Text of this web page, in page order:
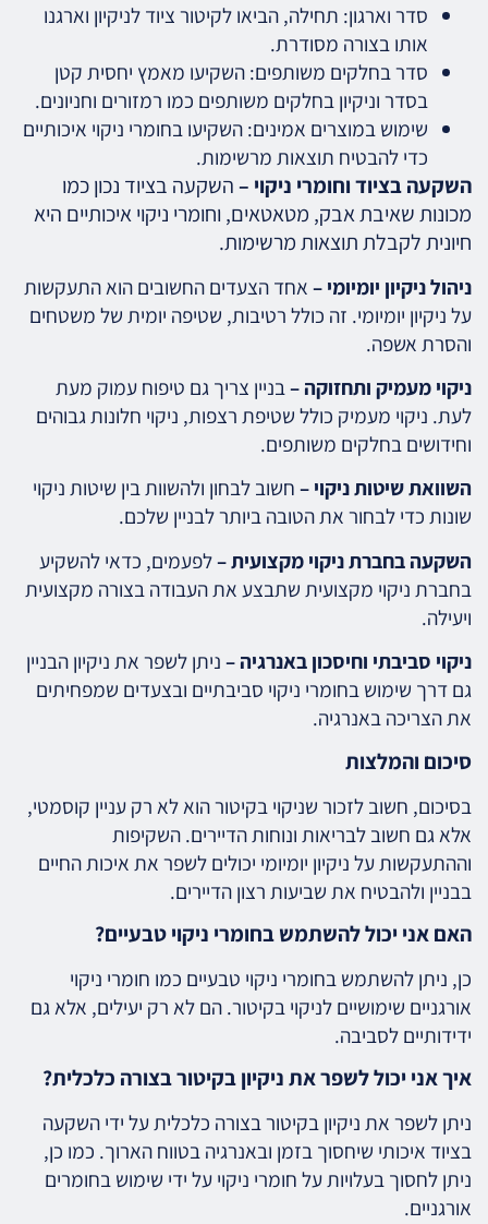
סדר וארגון: תחילה, הביאו לקיטור ציוד לניקיון וארגנו
אותו בצורה מסודרת.
סדר בחלקים משותפים: השקיעו מאמץ יחסית קטן
בסדר וניקיון בחלקים משותפים כמו רמזורים וחניונים.
שימוש במוצרים אמינים: השקיעו בחומרי ניקוי איכותיים
כדי להבטיח תוצאות מרשימות.
השקעה בציוד וחומרי ניקוי –השקעה בציוד נכון כמו
מכונות שאיבת אבק, מטאטאים, וחומרי ניקוי איכותיים היא
חיונית לקבלת תוצאות מרשימות.
ניהול ניקיון יומיומי –אחד הצעדים החשובים הוא התעקשות
על ניקיון יומיומי. זה כולל רטיבות, שטיפה יומית של משטחים
והסרת אשפה.
ניקוי מעמיק ותחזוקה –בניין צריך גם טיפוח עמוק מעת
לעת. ניקוי מעמיק כולל שטיפת רצפות, ניקוי חלונות גבוהים
וחידושים בחלקים משותפים.
השוואת שיטות ניקוי –חשוב לבחון ולהשוות בין שיטות ניקוי
שונות כדי לבחור את הטובה ביותר לבניין שלכם.
השקעה בחברת ניקוי מקצועית –לפעמים, כדאי להשקיע
בחברת ניקוי מקצועית שתבצע את העבודה בצורה מקצועית
ויעילה.
ניקוי סביבתי וחיסכון באנרגיה –ניתן לשפר את ניקיון הבניין
גם דרך שימוש בחומרי ניקוי סביבתיים ובצעדים שמפחיתים
את הצריכה באנרגיה.
סיכום והמלצות
בסיכום, חשוב לזכור שניקוי בקיטור הוא לא רק עניין קוסמטי,
אלא גם חשוב לבריאות ונוחות הדיירים. השקיפות
וההתעקשות על ניקיון יומיומי יכולים לשפר את איכות החיים
בבניין ולהבטיח את שביעות רצון הדיירים.
האם אני יכול להשתמש בחומרי ניקוי טבעיים?
כן, ניתן להשתמש בחומרי ניקוי טבעיים כמו חומרי ניקוי
אורגניים שימושיים לניקוי בקיטור. הם לא רק יעילים, אלא גם
ידידותיים לסביבה.
איך אני יכול לשפר את ניקיון בקיטור בצורה כלכלית?
ניתן לשפר את ניקיון בקיטור בצורה כלכלית על ידי השקעה
בציוד איכותי שיחסוך בזמן ובאנרגיה בטווח הארוך. כמו כן,
ניתן לחסוך בעלויות על חומרי ניקוי על ידי שימוש בחומרים
אורגניים.